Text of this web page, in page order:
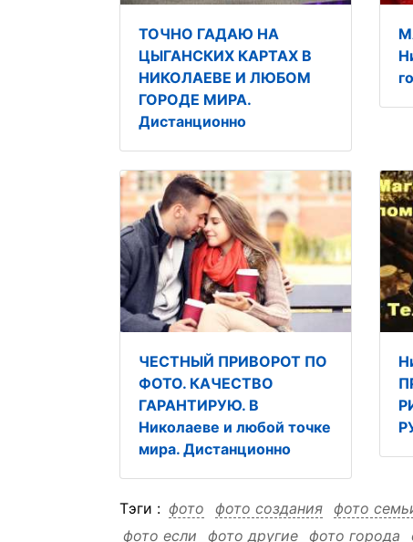
ТОЧНО ГАДАЮ НА
ЦЫГАНСКИХ КАРТАХ В
НИКОЛАЕВЕ И ЛЮБОМ
ГОРОДЕ МИРА.
Дистанционно
ЧЕСТНЫЙ ПРИВОРОТ ПО
ФОТО. КАЧЕСТВО
ГАРАНТИРУЮ. В
Николаеве и любой точке
мира. Дистанционно
Тэги : фото фото создания фото
фото если
фото другие фото города